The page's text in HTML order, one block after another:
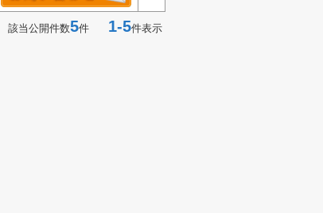
該当公開件数5件 1-5件表示